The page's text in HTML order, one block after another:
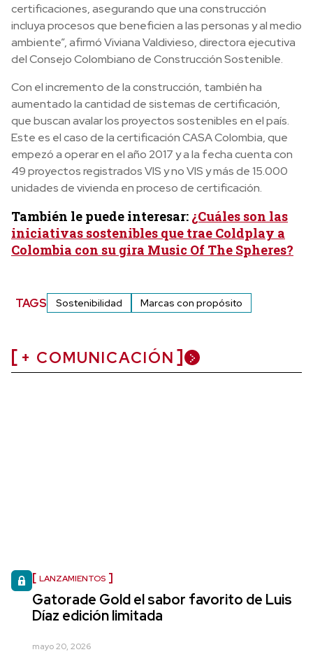
certificaciones, asegurando que una construcción
incluya procesos que beneficien a las personas y al medio
ambiente”, afirmó Viviana Valdivieso, directora ejecutiva
del Consejo Colombiano de Construcción Sostenible.
Con el incremento de la construcción, también ha
aumentado la cantidad de sistemas de certificación,
que buscan avalar los proyectos sostenibles en el país.
Este es el caso de la certificación CASA Colombia, que
empezó a operar en el año 2017 y a la fecha cuenta con
49 proyectos registrados VIS y no VIS y más de 15.000
unidades de vivienda en proceso de certificación.
También le puede interesar: ¿Cuáles son las
iniciativas sostenibles que trae Coldplay a
Colombia con su gira Music Of The Spheres?
TAGS Sostenibilidad Marcas con propósito
+ COMUNICACIÓN
LANZAMIENTOS
Gatorade Gold el sabor favorito de Luis
Díaz edición limitada
mayo 20, 2026